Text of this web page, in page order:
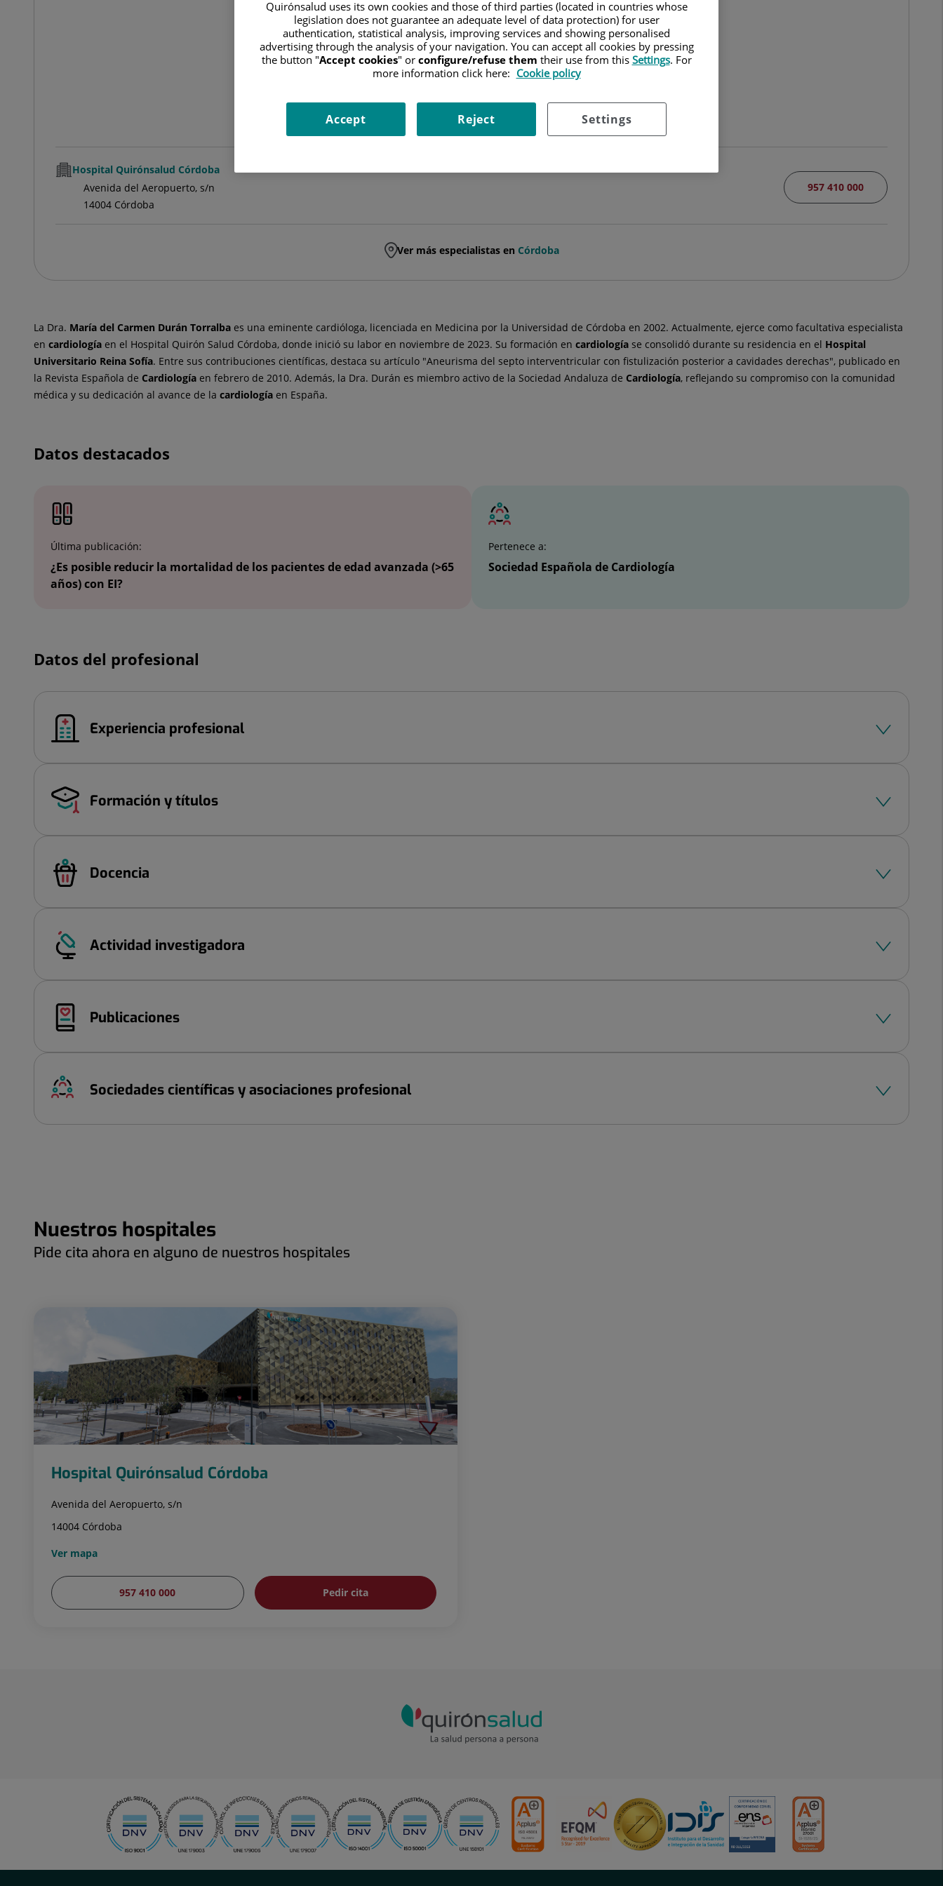
FACULTATIVO ESPECIALISTA CARDIOLOGÍA
CARDIOLOGÍA
Pedir cita
Hospital Quirónsalud Córdoba
Avenida del Aeropuerto, s/n
14004 Córdoba
957 410 000
Ver más especialistas en Córdoba
La Dra. María del Carmen Durán Torralba es una eminente cardióloga, licenciada en Medicina por la Universidad de Córdoba en 2002. Actualmente, ejerce como facultativa especialista
en cardiología en el Hospital Quirón Salud Córdoba, donde inició su labor en noviembre de 2023. Su formación en cardiología se consolidó durante su residencia en el Hospital
Universitario Reina Sofía. Entre sus contribuciones científicas, destaca su artículo "Aneurisma del septo interventricular con fistulización posterior a cavidades derechas", publicado en
la Revista Española de Cardiología en febrero de 2010. Además, la Dra. Durán es miembro activo de la Sociedad Andaluza de Cardiología, reflejando su compromiso con la comunidad
médica y su dedicación al avance de la cardiología en España.
Datos destacados
Última publicación:
¿Es posible reducir la mortalidad de los pacientes de edad avanzada (>65
años) con EI?
Pertenece a:
Sociedad Española de Cardiología
Datos del profesional
Experiencia profesional
Formación y títulos
Docencia
Actividad investigadora
Publicaciones
Sociedades científicas y asociaciones profesional
Nuestros hospitales
Pide cita ahora en alguno de nuestros hospitales
Hospital Quirónsalud Córdoba
Avenida del Aeropuerto, s/n
14004 Córdoba
Ver mapa
957 410 000 Pedir cita
Quirónsalud uses its own cookies and those of third parties (located in countries whose
legislation does not guarantee an adequate level of data protection) for user
authentication, statistical analysis, improving services and showing personalised
advertising through the analysis of your navigation. You can accept all cookies by pressing
the button "Accept cookies" or configure/refuse them their use from this Settings. For
more information click here: Cookie policy
Settings
Reject
Accept